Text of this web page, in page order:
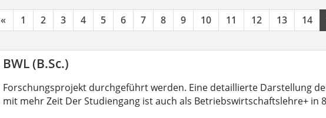
« 1 2 3 4 5 6 7 8 9 10 11 12 13 14
BWL (B.Sc.)
Forschungsprojekt durchgeführt werden. Eine detaillierte Darstellung
mit mehr Zeit Der Studiengang ist auch als Betriebswirtschaftslehre+ in